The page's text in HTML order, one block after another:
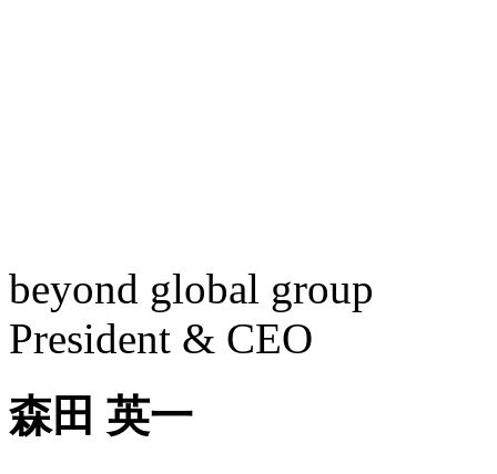
beyond global group
President & CEO
森田 英一